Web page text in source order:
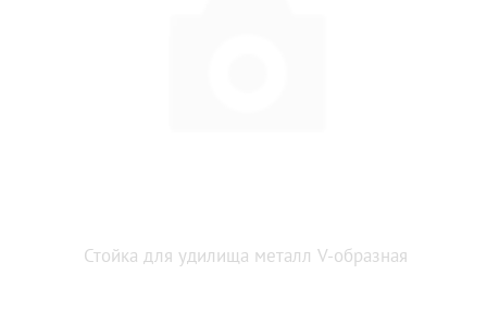
Стойка для удилища металл V-образная